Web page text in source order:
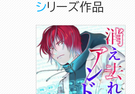
シリーズ作品